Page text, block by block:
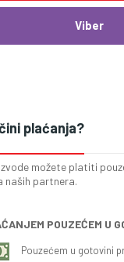
Viber
plaćanja?
možete platiti
naših partnera.
POUZEĆEM U
Pouzećem u gotovini